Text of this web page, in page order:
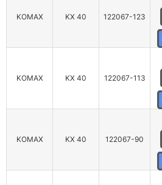
KOMAX KX 40 122067-123
KOMAX KX 40 122067-113
KOMAX KX 40 122067-90